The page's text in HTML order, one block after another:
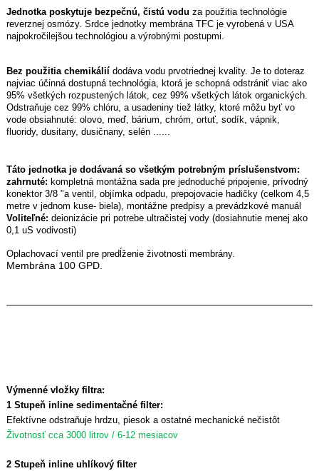
Jednotka poskytuje bezpečnú, čistú vodu za použitia technológie
reverznej osmózy. Srdce jednotky membrána TFC je vyrobená v USA
najpokročilejšou technológiou a výrobnými postupmi.
Bez použitia chemikálií dodáva vodu prvotriednej kvality. Je to doteraz
najviac účinná dostupná technológia, ktorá je schopná odstrániť viac ako
95% všetkých rozpustených látok, cez 99% všetkých látok organických.
Odstraňuje cez 99% chlóru, a usadeniny tiež látky, ktoré môžu byť vo
vode obsiahnuté: olovo, meď, bárium, chróm, ortuť, sodík, vápnik,
fluoridy, dusitany, dusičnany, selén ......
Táto jednotka je dodávaná so všetkým potrebným príslušenstvom:
zahrnuté: kompletná montážna sada pre jednoduché pripojenie, prívodný
konektor 3/8 "a ventil, objímka odpadu, prepojovacie hadičky (celkom 4,5
metre v jednom kuse- biela), montážne predpisy a prevádzkové manuál
Voliteľné: deionizácie pri potrebe ultračistej vody (dosiahnutie menej ako
0,1 uS vodivosti)
Oplachovací ventil pre predĺženie životnosti membrány.
Membrána 100 GPD.
Výmenné vložky filtra:
1 Stupeň inline sedimentačné filter:
Efektívne odstraňuje hrdzu, piesok a ostatné mechanické nečistôt
Životnosť cca 3000 litrov / 6-12 mesiacov
2 Stupeň inline uhlíkový filter